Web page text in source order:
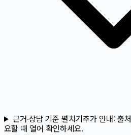
근거·상담 기준 펼치기추가 안내: 출
요할 때 열어 확인하세요.